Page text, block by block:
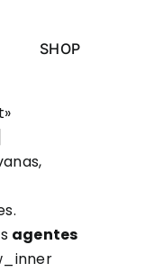
SHOP
agentes